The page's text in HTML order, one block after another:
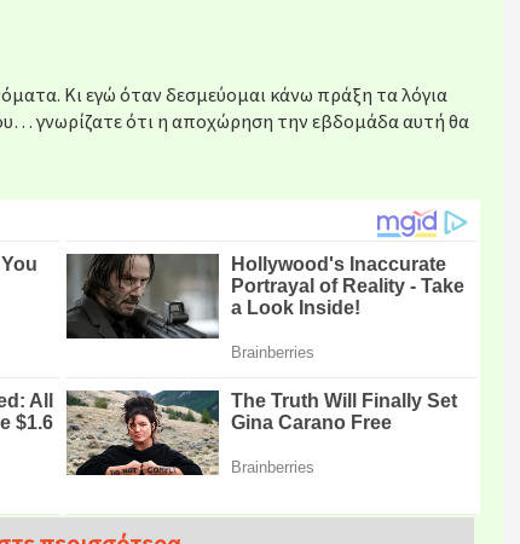
Κι εγώ όταν δεσμεύομαι κάνω πράξη τα λόγια
γνωρίζατε ότι η αποχώρηση την εβδομάδα αυτή θα